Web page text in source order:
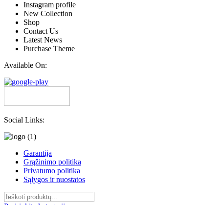
Instagram profile
New Collection
Shop
Contact Us
Latest News
Purchase Theme
Available On:
Social Links:
Garantija
Grąžinimo politika
Privatumo politika
Sąlygos ir nuostatos